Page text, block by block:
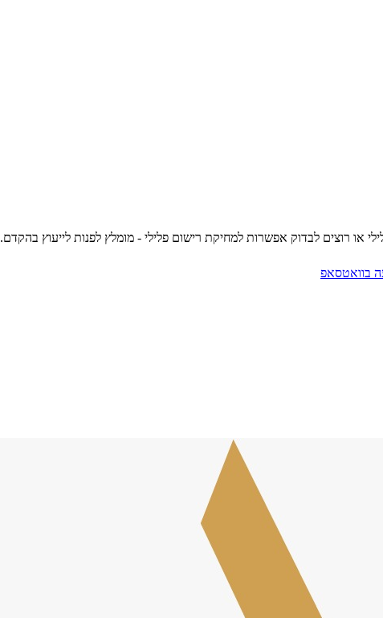
או רוצים לבדוק אפשרות למחיקת רישום פלילי - מומלץ לפנות לייעוץ בהקדם.
בוואטסאפ